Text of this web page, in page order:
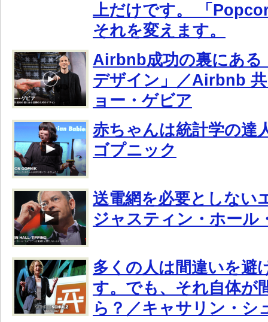
上だけです。 「
それを変えます。
Airbnb成功の裏にある
デザイン」／Airbnb
ョー・ゲビア
赤ちゃんは統計学の達
ゴプニック
送電網を必要としない
ジャスティン・ホール
多くの人は間違いを避
す。でも、それ自体が
ら？／キャサリン・シ